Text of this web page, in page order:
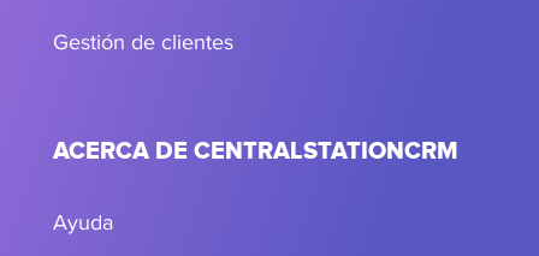
Gestión de clientes
ACERCA DE CENTRALSTATIONCRM
Ayuda